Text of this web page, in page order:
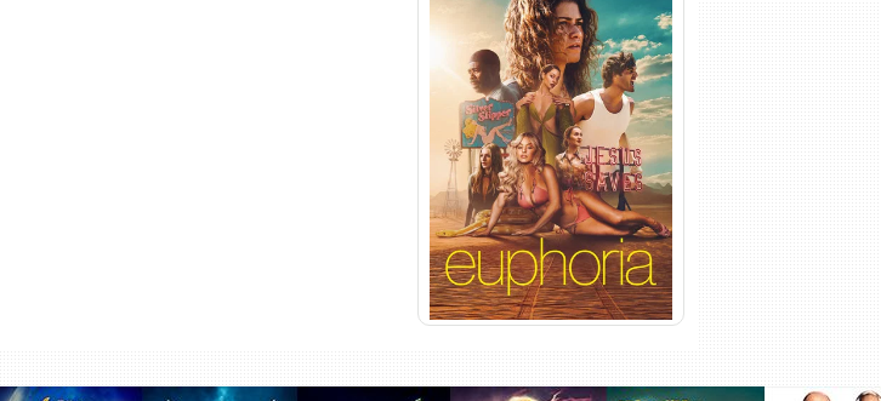
Euphoria 3ª Temporada
Torrent (2026) WEB-DL 1080p
Dual Áudio